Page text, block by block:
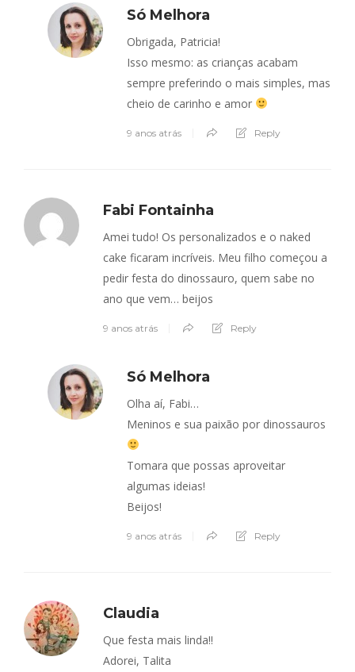
Só Melhora
Obrigada, Patricia!
Isso mesmo: as crianças acabam
sempre preferindo o mais simples, mas
cheio de carinho e amor
9 anos atrás Reply
Fabi Fontainha
Amei tudo! Os personalizados e o naked
cake ficaram incríveis. Meu filho começou a
pedir festa do dinossauro, quem sabe no
ano que vem… beijos
9 anos atrás Reply
Só Melhora
Olha aí, Fabi…
Meninos e sua paixão por dinossauros
Tomara que possas aproveitar
algumas ideias!
Beijos!
9 anos atrás Reply
Claudia
Que festa mais linda!!
Adorei, Talita